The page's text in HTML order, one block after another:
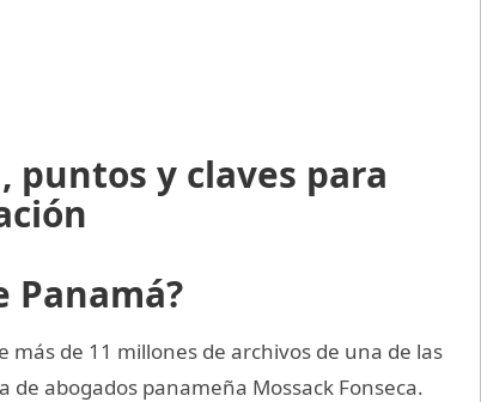
puntos y claves para
Panamá?
más de 11 millones de archivos de una de las
abogados panameña Mossack Fonseca.